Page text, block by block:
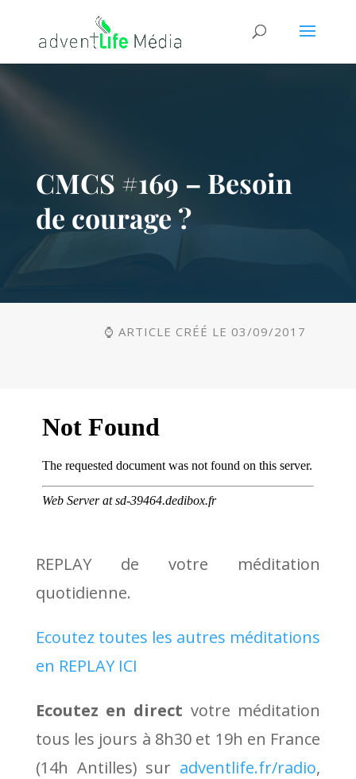
CMCS #169 – Besoin
de courage ?
⌚ ARTICLE CRÉÉ LE 03/09/2017
REPLAY de votre méditation
quotidienne.
Ecoutez toutes les autres méditations
en REPLAY ICI
Ecoutez en direct votre méditation
tous les jours à 8h30 et 19h en France
(14h Antilles) sur adventlife.fr/radio,